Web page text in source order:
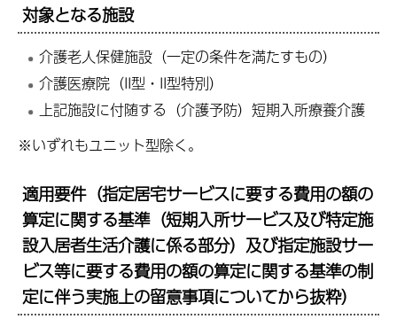
対象となる施設
介護老人保健施設（一定の条件を満たすもの）
介護医療院（II型・II型特別）
上記施設に付随する（介護予防）短期入所療養介護
※いずれもユニット型除く。
適用要件（指定居宅サービスに要する費用の額の
算定に関する基準（短期入所サービス及び特定施
設入居者生活介護に係る部分）及び指定施設サー
ビス等に要する費用の額の算定に関する基準の制
定に伴う実施上の留意事項についてから抜粋）